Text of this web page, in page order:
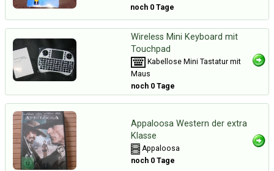
noch 0 Tage
Wireless Mini Keyboard mit
Touchpad
Kabellose Mini Tastatur mit
Maus
noch 0 Tage
Appaloosa Western der extra
Klasse
Appaloosa
noch 0 Tage